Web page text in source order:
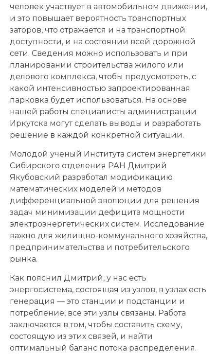
человек участвует в автомобильном движении,
и это повышает вероятность транспортных
заторов, что отражается и на транспортной
доступности, и на состоянии всей дорожной
сети. Сведения можно использовать и при
планировании строительства жилого или
делового комплекса, чтобы предусмотреть, с
какой интенсивностью запроектированная
парковка будет использоваться. На основе
нашей работы специалисты администрации
Иркутска могут сделать выводы и разработать
решение в каждой конкретной ситуации.
Молодой ученый Института систем энергетики
Сибирского отделения РАН Дмитрий
Якубовский разработал модификацию
математических моделей и методов
дифференциальной эволюции для решения
задач минимизации дефицита мощности
электроэнергетических систем. Исследование
важно для жилищно-коммунального хозяйства,
предпринимательства и потребительского
рынка.
Как пояснил Дмитрий, у нас есть
энергосистема, состоящая из узлов, в узлах есть
генерация — это станции и подстанции и
потребление, все эти узлы связаны. Работа
заключается в том, чтобы составить схему,
состоящую из этих связей, и найти
оптимальный баланс потока распределения.